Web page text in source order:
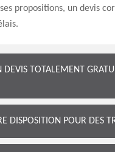
propositions, un devis
DEVIS TOTALEMENT
DISPOSITION POUR DES